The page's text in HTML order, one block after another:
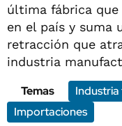
última fábrica
en el país y suma
retracción que
industria
Temas
Industria
Importaciones